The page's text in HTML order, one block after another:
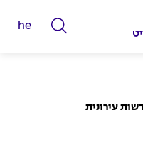
ה
he
עירונית